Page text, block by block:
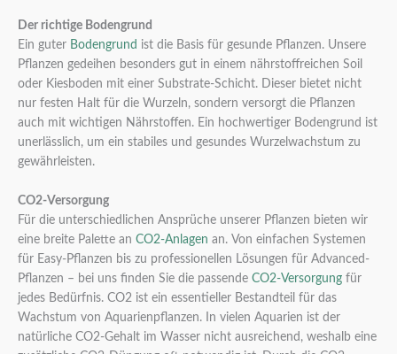
Der richtige Bodengrund
Ein guter Bodengrund ist die Basis für gesunde Pflanzen. Unsere
Pflanzen gedeihen besonders gut in einem nährstoffreichen Soil
oder Kiesboden mit einer Substrate-Schicht. Dieser bietet nicht
nur festen Halt für die Wurzeln, sondern versorgt die Pflanzen
auch mit wichtigen Nährstoffen. Ein hochwertiger Bodengrund ist
unerlässlich, um ein stabiles und gesundes Wurzelwachstum zu
gewährleisten.
CO2-Versorgung
Für die unterschiedlichen Ansprüche unserer Pflanzen bieten wir
eine breite Palette an CO2-Anlagen an. Von einfachen Systemen
für Easy-Pflanzen bis zu professionellen Lösungen für Advanced-
Pflanzen – bei uns finden Sie die passende CO2-Versorgung für
jedes Bedürfnis. CO2 ist ein essentieller Bestandteil für das
Wachstum von Aquarienpflanzen. In vielen Aquarien ist der
natürliche CO2-Gehalt im Wasser nicht ausreichend, weshalb eine